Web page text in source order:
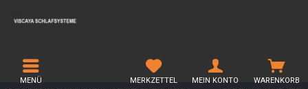
MENÜ WARENKORB
MERKZETTEL MEIN KONTO